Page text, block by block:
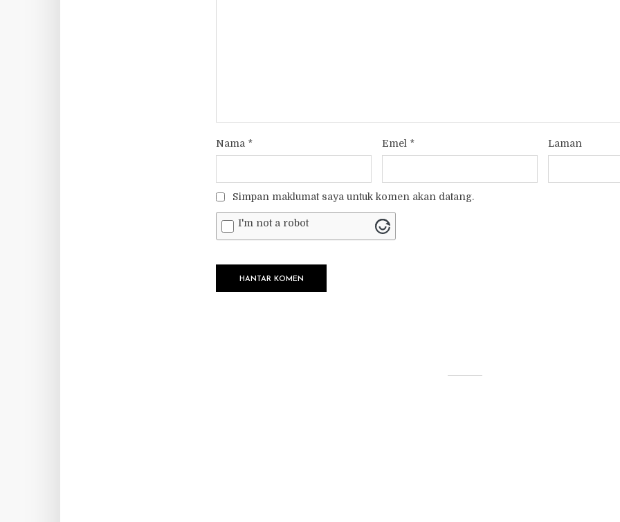
Nama * Emel * Laman
Simpan maklumat saya untuk komen akan datang.
I'm not a robot